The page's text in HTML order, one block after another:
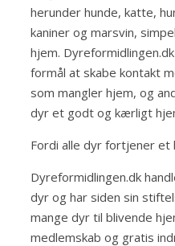
herunder hunde, katte,
kaniner og marsvin,
hjem.
formål at skabe kontakt
som mangler hjem, og
dyr et godt og kærligt
Fordi alle dyr fortjener et
Dyreformidlingen.dk
dyr og har siden sin
mange dyr til blivende
medlemskab og gratis